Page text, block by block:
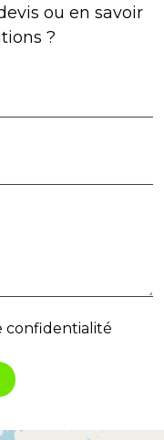
ou en savoir
?
confidentialité